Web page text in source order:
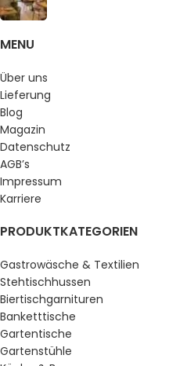
MENU
Über uns
Lieferung
Blog
Magazin
Datenschutz
AGB’s
Impressum
Karriere
PRODUKTKATEGORIEN
Gastrowäsche & Textilien
Stehtischhussen
Biertischgarnituren
Banketttische
Gartentische
Gartenstühle